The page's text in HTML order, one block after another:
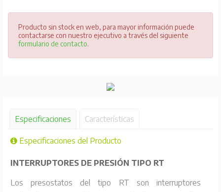
Producto sin stock en web, para mayor información puede
contactarse con nuestro ejecutivo a través del siguiente
formulario de contacto.
Especificaciones Características
Especificaciones del Producto
INTERRUPTORES DE PRESIÓN TIPO RT
Los presostatos del tipo RT son interruptores